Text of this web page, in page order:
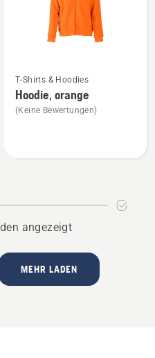
Details
zu
Hoodie,
T-Shirts & Hoodies
Hoodie, orange
(Keine Bewertungen)
angezeigt
MEHR LADEN